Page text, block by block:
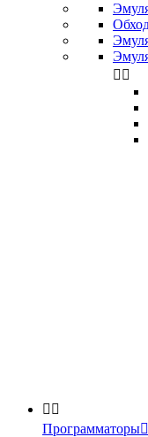
 
 
Программаторы